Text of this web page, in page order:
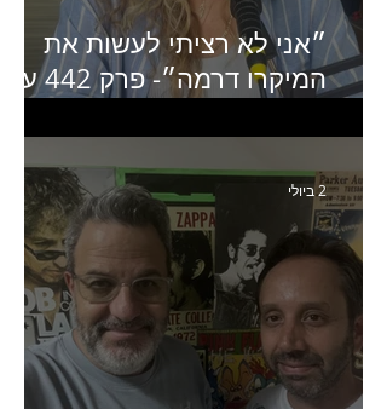
״אני לא רציתי לעשות את
המיקרו דרמה״- פרק 442 עם
של יד2
2 ביולי